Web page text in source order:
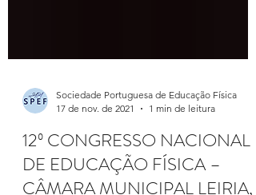
Sociedade Portuguesa de Educação Física
17 de nov. de 2021
1 min de leitura